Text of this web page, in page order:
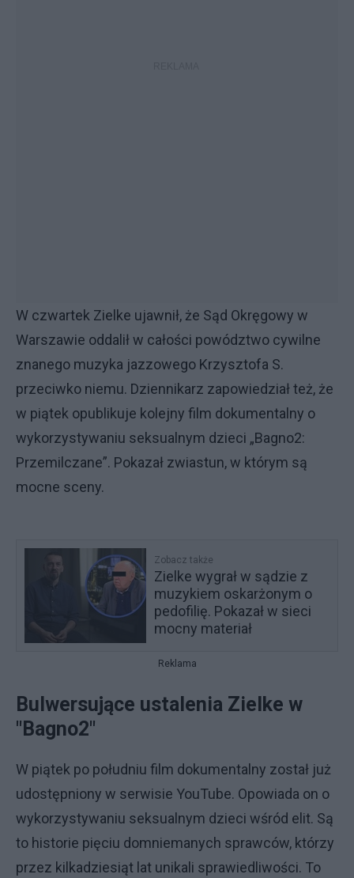
W czwartek Zielke ujawnił, że Sąd Okręgowy w
Warszawie oddalił w całości powództwo cywilne
znanego muzyka jazzowego Krzysztofa S.
przeciwko niemu. Dziennikarz zapowiedział też, że
w piątek opublikuje kolejny film dokumentalny o
wykorzystywaniu seksualnym dzieci „Bagno2:
Przemilczane”. Pokazał zwiastun, w którym są
mocne sceny.
Zobacz także
Zielke wygrał w sądzie z
muzykiem oskarżonym o
pedofilię. Pokazał w sieci
mocny materiał
Reklama
Bulwersujące ustalenia Zielke w
"Bagno2"
W piątek po południu film dokumentalny został już
udostępniony w serwisie YouTube. Opowiada on o
wykorzystywaniu seksualnym dzieci wśród elit. Są
to historie pięciu domniemanych sprawców, którzy
przez kilkadziesiąt lat unikali sprawiedliwości. To